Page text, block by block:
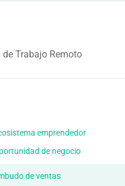
Trabajo Remoto
emprendedor
de negocio
de ventas